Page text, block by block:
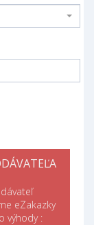
eZakazky
výhody :